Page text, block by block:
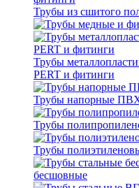
Трубы из сшитого
Трубы
PERT и фитинги
Трубы напорные
Трубы
Трубы
бесшовные